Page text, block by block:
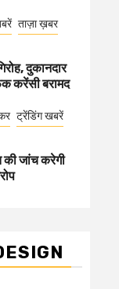
ताज़ा ख़बर
दुकानदार
करेंसी बरामद
ट्रेंडिंग खबरें
की जांच करेगी